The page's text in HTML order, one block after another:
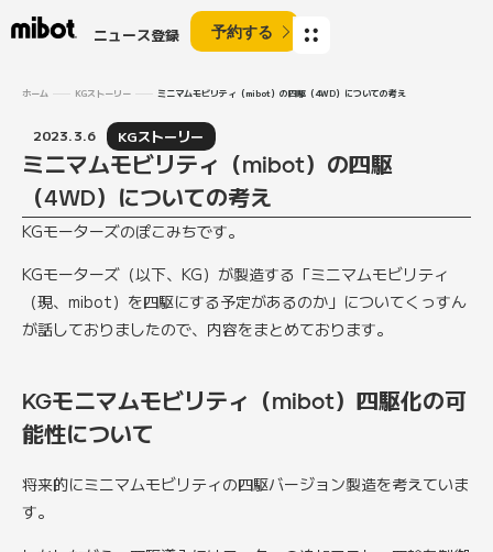
ニュース登録 予約する
ホーム KGストーリー ミニマムモビリティ（mibot）の四駆（4WD）についての考え
2023.3.6 KGストーリー
ミニマムモビリティ（mibot）の四駆
（4WD）についての考え
KGモーターズのぽこみちです。
KGモーターズ（以下、KG）が製造する「ミニマムモビリティ
（現、mibot）を四駆にする予定があるのか」についてくっすん
が話しておりましたので、内容をまとめております。
KGモニマムモビリティ（mibot）四駆化の可
能性について
将来的にミニマムモビリティの四駆バージョン製造を考えていま
す。